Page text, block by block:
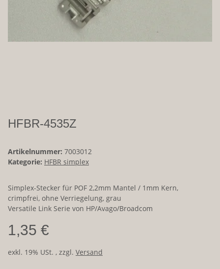
HFBR-4535Z
Artikelnummer: 7003012
Kategorie: HFBR simplex
Simplex-Stecker für POF 2,2mm Mantel / 1mm Kern,
crimpfrei, ohne Verriegelung, grau
Versatile Link Serie von HP/Avago/Broadcom
1,35 €
exkl. 19% USt. , zzgl. Versand